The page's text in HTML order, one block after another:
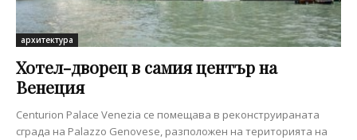
архитектура
Хотел-дворец в самия център на
Венеция
Centurion Palace Venezia се помещава в реконструираната
сграда на Palazzo Genovese, разположен на територията на